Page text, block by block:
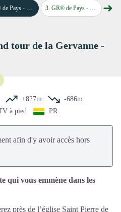
Voir l'image en plein écran
tour de la Gervanne - Étape 2 3. GR® de Pays - Grand tour de la Gervanne - Étape 3 4.
➜
tour de la Gervanne -
+827m
-686m
à pied PR
afin d'y avoir accès hors
qui vous emmène dans les
près de l’église Saint Pierre de